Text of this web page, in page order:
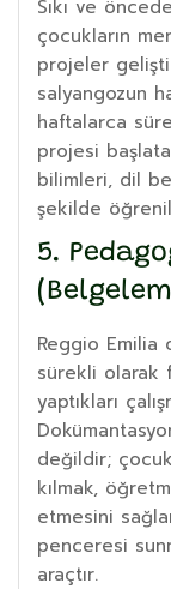
Sıkı ve
çocukların
projeler
salyangozun
haftalarca
projesi
bilimleri, dil
şekilde
5.
Reggio Emilia
sürekli olarak
yaptıkları
değildir;
kılmak,
etmesini
penceresi
araçtır.